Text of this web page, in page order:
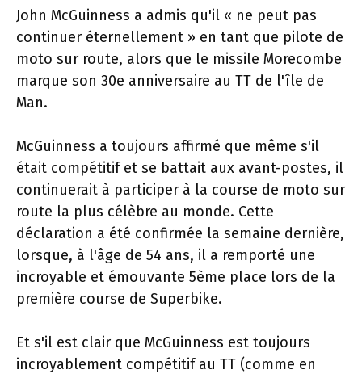
John McGuinness a admis qu'il « ne peut pas
continuer éternellement » en tant que pilote de
moto sur route, alors que le missile Morecombe
marque son 30e anniversaire au TT de l'île de
Man.
McGuinness a toujours affirmé que même s'il
était compétitif et se battait aux avant-postes, il
continuerait à participer à la course de moto sur
route la plus célèbre au monde. Cette
déclaration a été confirmée la semaine dernière,
lorsque, à l'âge de 54 ans, il a remporté une
incroyable et émouvante 5ème place lors de la
première course de Superbike.
Et s'il est clair que McGuinness est toujours
incroyablement compétitif au TT (comme en